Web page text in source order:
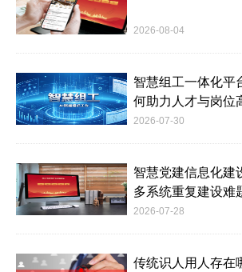
2026-08-04
智慧组工一体化平
何助力人才与岗位
2026-07-30
智慧党建信息化建
多系统重复建设难
2026-07-28
传统识人用人存在